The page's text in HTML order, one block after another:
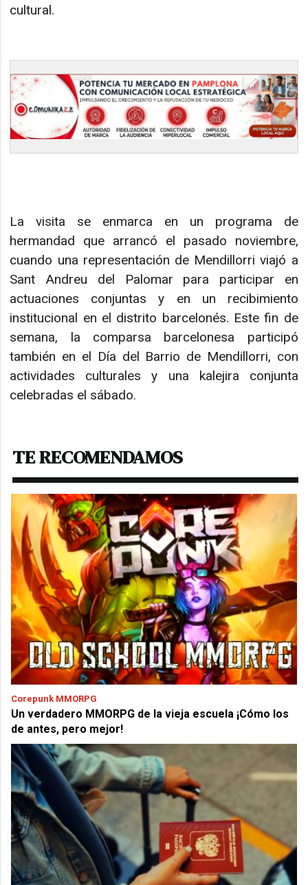
cultural.
La visita se enmarca en un programa de
hermandad que arrancó el pasado noviembre,
cuando una representación de Mendillorri viajó a
Sant Andreu del Palomar para participar en
actuaciones conjuntas y en un recibimiento
institucional en el distrito barcelonés. Este fin de
semana, la comparsa barcelonesa participó
también en el Día del Barrio de Mendillorri, con
actividades culturales y una kalejira conjunta
celebradas el sábado.
TE RECOMENDAMOS
Corepunk MMORPG
Un verdadero MMORPG de la vieja escuela ¡Cómo los
de antes, pero mejor!